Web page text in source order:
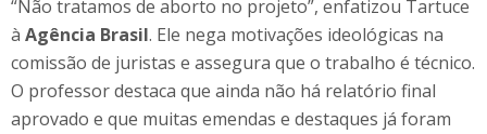
“Não tratamos de aborto no projeto”, enfatizou Tartuce
à Agência Brasil. Ele nega motivações ideológicas na
comissão de juristas e assegura que o trabalho é técnico.
O professor destaca que ainda não há relatório final
aprovado e que muitas emendas e destaques já foram